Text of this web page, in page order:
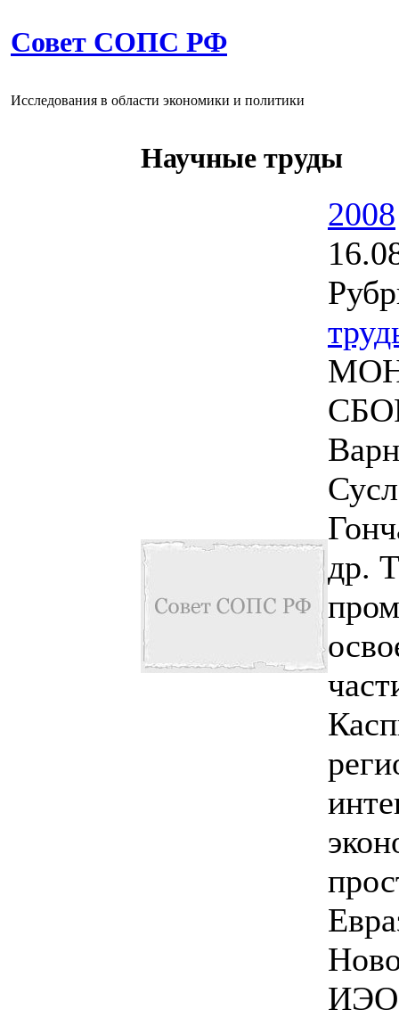
Совет СОПС РФ
Исследования в области экономики и политики
Научные труды
2008
др.